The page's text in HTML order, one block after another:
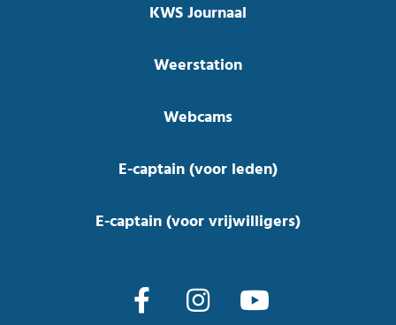
KWS Journaal
Weerstation
Webcams
E-captain (voor leden)
E-captain (voor vrijwilligers)